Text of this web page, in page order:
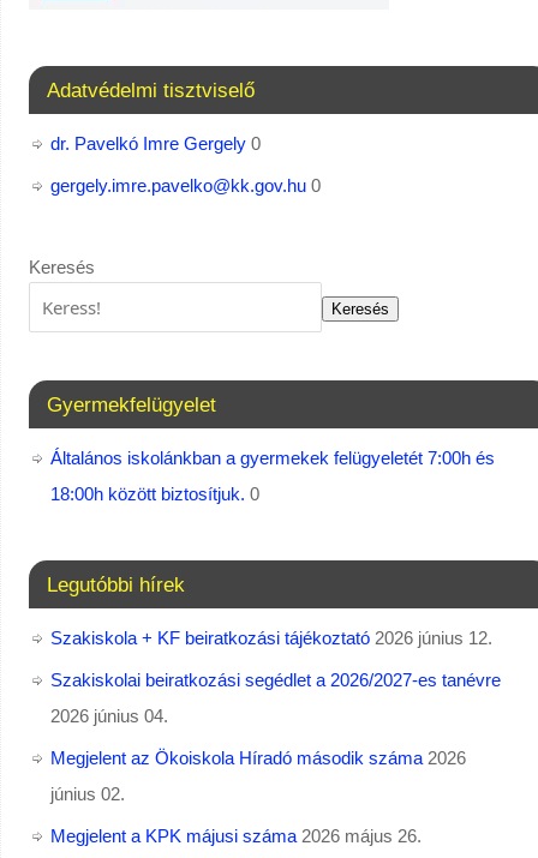
Adatvédelmi tisztviselő
dr. Pavelkó Imre Gergely0
gergely.imre.pavelko@kk.gov.hu0
Keresés
Keresés
Gyermekfelügyelet
Általános iskolánkban a gyermekek felügyeletét 7:00h és
18:00h között biztosítjuk. 0
Legutóbbi hírek
Szakiskola + KF beiratkozási tájékoztató 2026 június 12.
Szakiskolai beiratkozási segédlet a 2026/2027-es tanévre
2026 június 04.
Megjelent az Ökoiskola Híradó második száma 2026
június 02.
Megjelent a KPK májusi száma 2026 május 26.